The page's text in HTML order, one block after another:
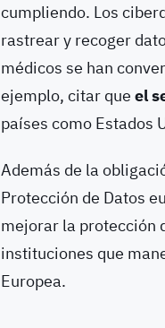
cumpliendo. Los
rastrear y recoger
médicos se han
ejemplo, citar que el
países como Estados
Además de la
Protección de Datos
mejorar la protección
instituciones que
Europea.